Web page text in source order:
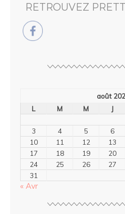
RETROUVEZ
août
L
M M J
3
4 5 6
10
11 12 13
17
18 19 20
24
25 26 27
31
« Avr